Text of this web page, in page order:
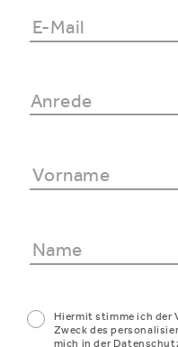
Hiermit stimme ich der
Zweck des
mich in der